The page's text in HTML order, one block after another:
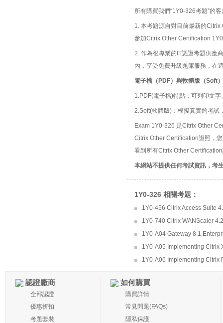
所有購買我們“1Y0-326考題”的
1. 本考題源自對目前最新的
參加Citrix Other Certification
2. 作為很專業的IT認證考題供應
內，享受免費升級題庫服務，在
電子檔（PDF）與軟體版（Soft
1.PDF(電子檔)特點：可列印文
2.Soft(軟體版)：模擬真實的考試
Exam 1Y0-326 是Citrix Other
Citrix Other Certification證照，
看到所有Citrix Other
本網站不提供任何考試資訊，考
1Y0-326 相關考題：
1Y0-456 Citrix Access Suite
1Y0-740 Citrix WANScaler
1Y0-A04 Gateway
1Y0-A05 Implementing Citrix
1Y0-A06 Implementing Citrix
認證廠商
全部認證
優惠折扣
考題套裝
如何購買
購買詳情
常見問題(FAQs)
隱私保護